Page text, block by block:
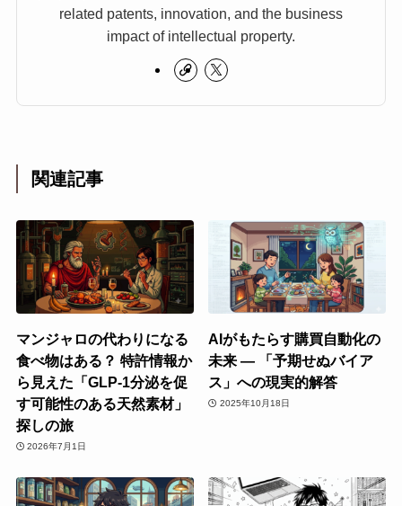
related patents, innovation, and the business
impact of intellectual property.
関連記事
マンジャロの代わりになる
食べ物はある？ 特許情報か
ら見えた「GLP-1分泌を促
す可能性のある天然素材」
探しの旅
2026年7月1日
AIがもたらす購買自動化の
未来 ― 「予期せぬバイア
ス」への現実的解答
2025年10月18日